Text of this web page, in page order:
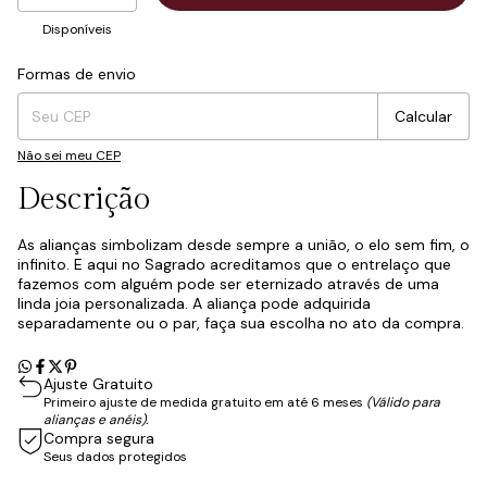
Disponíveis
Entregas para o CEP:
Formas de envio
Calcular
Não sei meu CEP
Descrição
As alianças simbolizam desde sempre a união, o elo sem fim, o
infinito. E aqui no Sagrado acreditamos que o entrelaço que
fazemos com alguém pode ser eternizado através de uma
linda joia personalizada. A aliança pode adquirida
separadamente ou o par, faça sua escolha no ato da compra.
Ajuste Gratuito
Primeiro ajuste de medida gratuito em até 6 meses (Válido para
alianças e anéis).
Compra segura
Seus dados protegidos